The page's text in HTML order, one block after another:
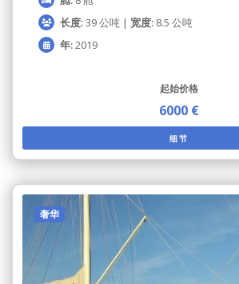
长度:39 公吨 | 宽度: 8.5 公吨
年:2019
起始价格
6000 €
细节
奢华